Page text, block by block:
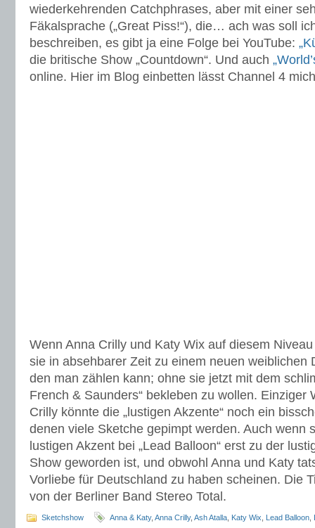
wiederkehrenden Catchphrases, aber mit einer
Fäkalsprache („Great Piss!“), die… ach was soll
beschreiben, es gibt ja eine Folge bei YouTube:
die britische Show „Countdown“. Und auch
online. Hier im Blog einbetten lässt Channel 4
Wenn Anna Crilly und Katy Wix auf diesem
sie in absehbarer Zeit zu einem neuen weiblichen
den man zählen kann; ohne sie jetzt mit dem
French & Saunders“ bekleben zu wollen. Einziger
Crilly könnte die „lustigen Akzente“ noch ein
denen viele Sketche gepimpt werden. Auch wenn
lustigen Akzent bei „Lead Balloon“ erst zu der
Show geworden ist, und obwohl Anna und Katy
Vorliebe für Deutschland zu haben scheinen. Die
von der Berliner Band Stereo Total.
Sketchshow Anna & Katy, Anna Crilly, Ash Atalla Katy Wix Lead Balloon